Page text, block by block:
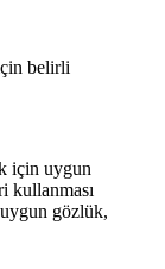
belirli
için uygun
kullanması
uygun gözlük,